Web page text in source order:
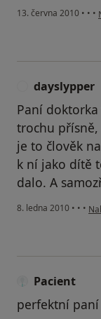
13. června 2010 • • •
dayslypper
Paní
trochu
je to člověk
k ní jako dítě
dalo. A
8. ledna 2010 • • •
Pacient
perfektní